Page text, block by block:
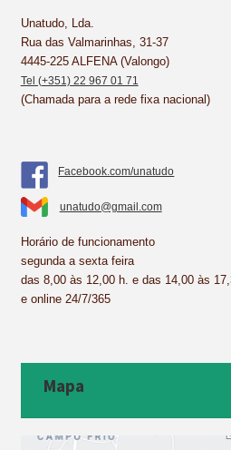
k
s
t
Unatudo, Lda.
Rua das Valmarinhas, 31-37
4445-225 ALFENA (Valongo)
Tel (+351) 22 967 01 71
(Chamada para a rede fixa nacional)
Facebook.com/unatudo
unatudo@gmail.com
Horário de funcionamento
segunda a sexta feira
das 8,00 às 12,00 h. e das 14,00 às
e online 24/7/365
Mapa